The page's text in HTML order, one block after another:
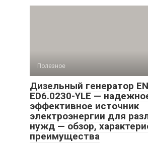
Полезное
Дизельный генератор
ED6.0230-YLE —
эффективное источник
электроэнергии для
нужд — обзор,
преимущества